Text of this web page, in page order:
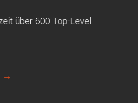
über 600 Top-Level
→